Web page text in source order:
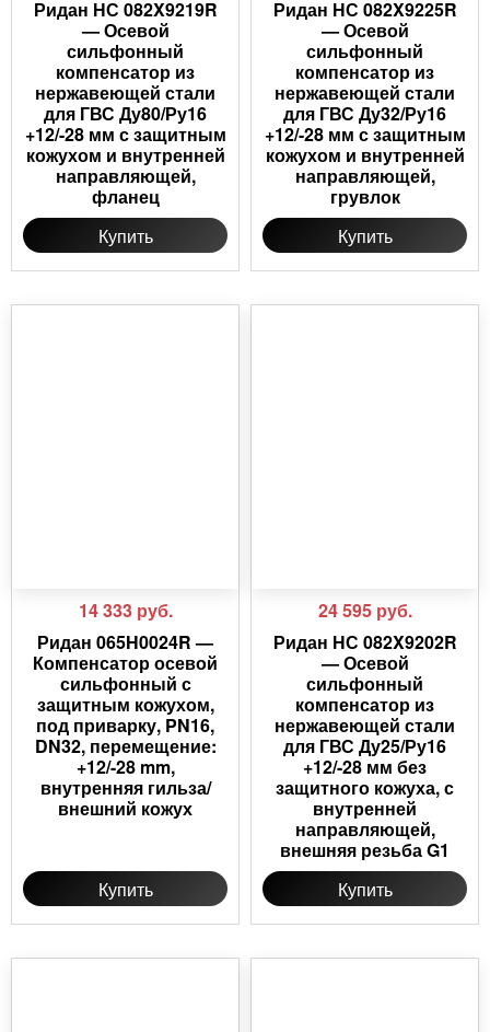
Ридан НС 082X9219R
— Осевой
сильфонный
компенсатор из
нержавеющей стали
для ГВС Ду80/Ру16
+12/-28 мм с защитным
кожухом и внутренней
направляющей,
фланец
Купить
Ридан НС 082X9225R
— Осевой
сильфонный
компенсатор из
нержавеющей стали
для ГВС Ду32/Ру16
+12/-28 мм с защитным
кожухом и внутренней
направляющей,
грувлок
Купить
14 333 руб.
Ридан 065H0024R —
Компенсатор осевой
сильфонный с
защитным кожухом,
под приварку, PN16,
DN32, перемещение:
+12/-28 mm,
внутренняя гильза/
внешний кожух
Купить
24 595 руб.
Ридан НС 082X9202R
— Осевой
сильфонный
компенсатор из
нержавеющей стали
для ГВС Ду25/Ру16
+12/-28 мм без
защитного кожуха, с
внутренней
направляющей,
внешняя резьба G1
Купить